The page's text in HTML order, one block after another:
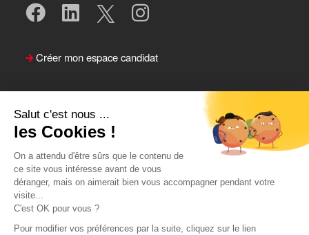
Salut c'est nous ...
les Cookies !
On a attendu d'être sûrs que le contenu de
ce site vous intéresse avant de vous
déranger, mais on aimerait bien vous accompagner pendant votre
visite...
C'est OK pour vous ?
Pour modifier vos préférences par la suite, cliquez sur le lien
Créer mon espace candidat